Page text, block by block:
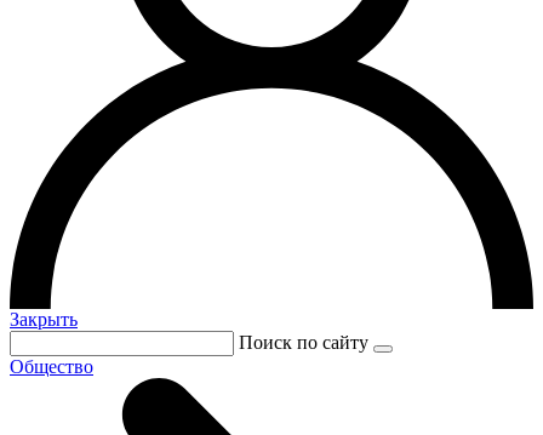
Закрыть
Поиск по сайту
Общество